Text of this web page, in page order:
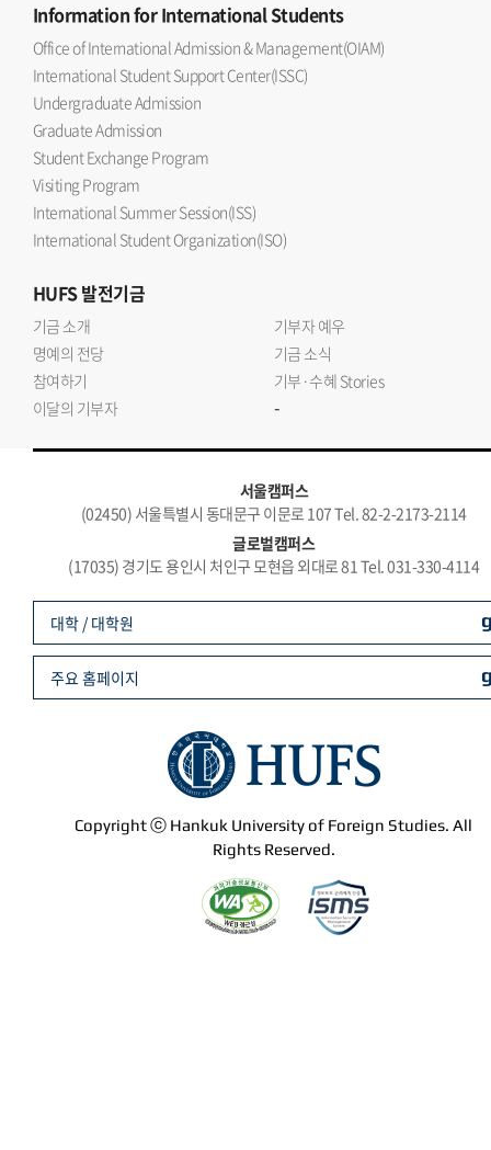
Informationfor International Students
Office of International Admission & Management(OIAM)
International Student Support Center(ISSC)
Undergraduate Admission
Graduate Admission
Student Exchange Program
Visiting Program
International Summer Session(ISS)
International Student Organization(ISO)
HUFS발전기금
기금 소개
기부자 예우
명예의 전당
기금 소식
참여하기
기부·수혜 Stories
이달의 기부자
-
서울캠퍼스
(02450) 서울특별시 동대문구 이문로 107 Tel. 82-2-2173-2114
글로벌캠퍼스
(17035) 경기도 용인시 처인구 모현읍 외대로 81 Tel. 031-330-4114
Copyright ⓒ Hankuk University of Foreign Studies. All
Rights Reserved.
대학 / 대학원
주요 홈페이지